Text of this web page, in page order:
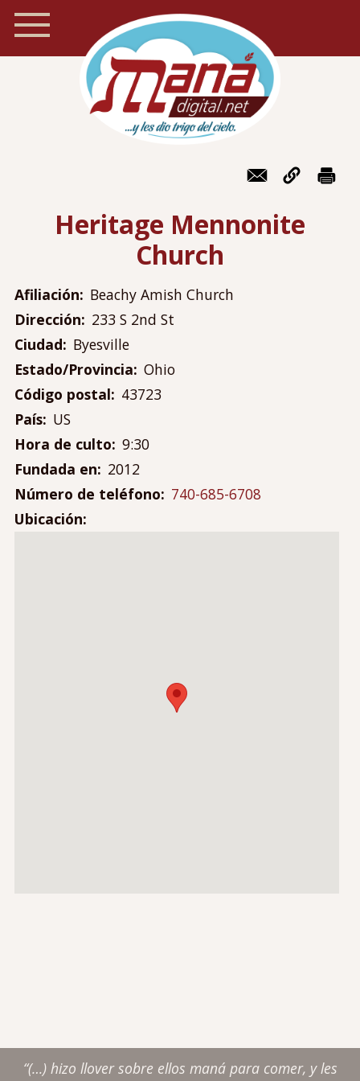
Pasar
contenido
Heritage Mennonite
Church
Afiliación
Beachy Amish Church
Dirección
233 S 2nd St
Ciudad
Byesville
Estado/Provincia Ohio
Código postal
43723
País
US
Hora de culto 9:30
Fundada en
2012
Número de teléfono
740-685-6708
Ubicación
“(…) hizo llover sobre ellos maná para comer, y les
móvil
Recursos
Localizador de iglesias
Preguntas frecuentes
Acerca de Maná
Contáctanos
Menú
de
cuenta
de
usuario
Mi cuenta
Iniciar sesión